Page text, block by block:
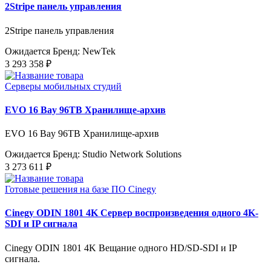
2Stripe панель управления
2Stripe панель управления
Ожидается Бренд: NewTek
3 293 358 ₽
Серверы мобильных студий
EVO 16 Bay 96TB Хранилище-архив
EVO 16 Bay 96TB Хранилище-архив
Ожидается Бренд: Studio Network Solutions
3 273 611 ₽
Готовые решения на базе ПО Cinegy
Cinegy ODIN 1801 4K Сервер воспроизведения одного 4K-
SDI и IP сигнала
Cinegy ODIN 1801 4K Вещание одного HD/SD-SDI и IP
сигнала.